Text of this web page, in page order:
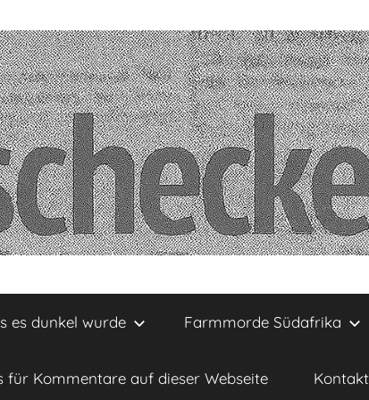
es dunkel wurde Farmmorde Südafrika
für Kommentare auf dieser Webseite Kontakt